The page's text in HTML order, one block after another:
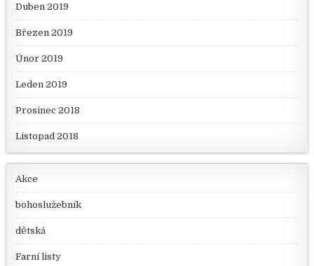
Duben 2019
Březen 2019
Únor 2019
Leden 2019
Prosinec 2018
Listopad 2018
Akce
bohoslužebník
dětská
Farní listy